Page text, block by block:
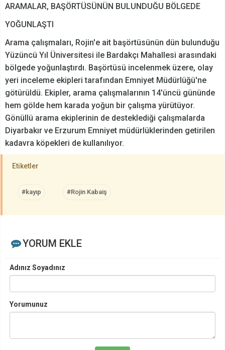
ARAMALAR, BAŞÖRTÜSÜNÜN BULUNDUĞU BÖLGEDE
YOĞUNLAŞTI
Arama çalışmaları, Rojin'e ait başörtüsünün dün bulunduğu
Yüzüncü Yıl Üniversitesi ile Bardakçı Mahallesi arasındaki
bölgede yoğunlaştırdı. Başörtüsü incelenmek üzere, olay
yeri inceleme ekipleri tarafından Emniyet Müdürlüğü'ne
götürüldü. Ekipler, arama çalışmalarının 14'üncü gününde
hem gölde hem karada yoğun bir çalışma yürütüyor.
Gönüllü arama ekiplerinin de desteklediği çalışmalarda
Diyarbakır ve Erzurum Emniyet müdürlüklerinden getirilen
kadavra köpekleri de kullanılıyor.
Etiketler
#kayıp #Rojin Kabaiş
YORUM EKLE
Adınız Soyadınız
Yorumunuz